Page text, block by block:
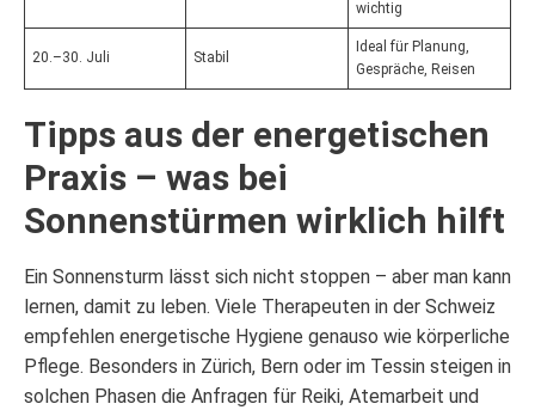
wichtig
20.–30. Juli Stabil
Ideal für Planung,
Gespräche, Reisen
Tipps aus der energetischen
Praxis – was bei
Sonnenstürmen wirklich hilft
Ein Sonnensturm lässt sich nicht stoppen – aber man kann
lernen, damit zu leben. Viele Therapeuten in der Schweiz
empfehlen energetische Hygiene genauso wie körperliche
Pflege. Besonders in Zürich, Bern oder im Tessin steigen in
solchen Phasen die Anfragen für Reiki, Atemarbeit und